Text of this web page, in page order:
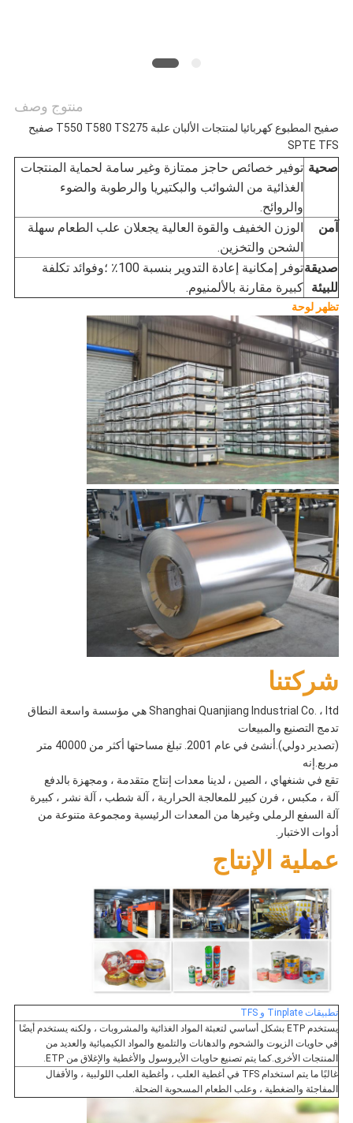
منتوج وصف
صفيح المطبوع كهربائيا لمنتجات الألبان علبة T550 T580 TS275 صفيح
SPTE TFS
صحية توفير خصائص حاجز ممتازة وغير سامة لحماية المنتجات
الغذائية من الشوائب والبكتيريا والرطوبة والضوء
والروائح.
آمن
الوزن الخفيف والقوة العالية يجعلان علب الطعام سهلة
الشحن والتخزين.
صديقة
للبيئة
توفر إمكانية إعادة التدوير بنسبة 100٪ ؛وفوائد تكلفة
كبيرة مقارنة بالألمنيوم.
تظهر لوحة
شركتنا
Shanghai Quanjiang Industrial Co. ، ltd هي مؤسسة واسعة النطاق
تدمج التصنيع والمبيعات
(تصدير دولي).أنشئ في عام 2001. تبلغ مساحتها أكثر من 40000 متر
مربع.إنه
تقع في شنغهاي ، الصين ، لدينا معدات إنتاج متقدمة ، ومجهزة بالدفع
آلة ، مكبس ، فرن كبير للمعالجة الحرارية ، آلة شطب ، آلة نشر ، كبيرة
آلة السفع الرملي وغيرها من المعدات الرئيسية ومجموعة متنوعة من
أدوات الاختبار.
عملية الإنتاج
تطبيقات Tinplate و TFS
يستخدم ETP بشكل أساسي لتعبئة المواد الغذائية والمشروبات ، ولكنه يستخدم أيضًا
في حاويات الزيوت والشحوم والدهانات والتلميع والمواد الكيميائية والعديد من
المنتجات الأخرى.كما يتم تصنيع حاويات الأيروسول والأغطية والإغلاق من ETP.
غالبًا ما يتم استخدام TFS في أغطية العلب ، وأغطية العلب اللولبية ، والأقفال
المفاجئة والضغطية ، وعلب الطعام المسحوبة الضحلة.